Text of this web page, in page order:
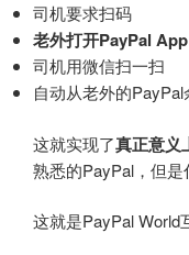
司机要求扫码
老外打开PayPal
司机用微信扫一扫
自动从老外的PayPal
这就实现了真正意义
熟悉的PayPal，但是
这就是PayPal World